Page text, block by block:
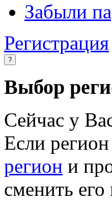
Забыли
Регистрация
?
Выбор
Сейчас у
Если
регион и
сменить